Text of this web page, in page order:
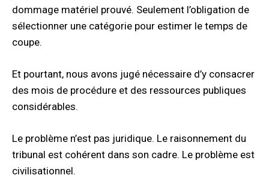
dommage matériel prouvé. Seulement l’obligation de
sélectionner une catégorie pour estimer le temps de
coupe.
Et pourtant, nous avons jugé nécessaire d’y consacrer
des mois de procédure et des ressources publiques
considérables.
Le problème n’est pas juridique. Le raisonnement du
tribunal est cohérent dans son cadre. Le problème est
civilisationnel.